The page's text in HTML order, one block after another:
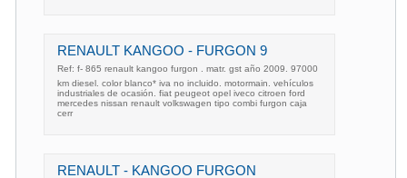
RENAULT KANGOO - FURGON 9
Ref: f- 865 renault kangoo furgon . matr. gst año 2009. 97000
km diesel. color blanco* iva no incluido. motormain. vehículos
industriales de ocasión. fiat peugeot opel iveco citroen ford
mercedes nissan renault volkswagen tipo combi furgon caja
cerr
RENAULT - KANGOO FURGON